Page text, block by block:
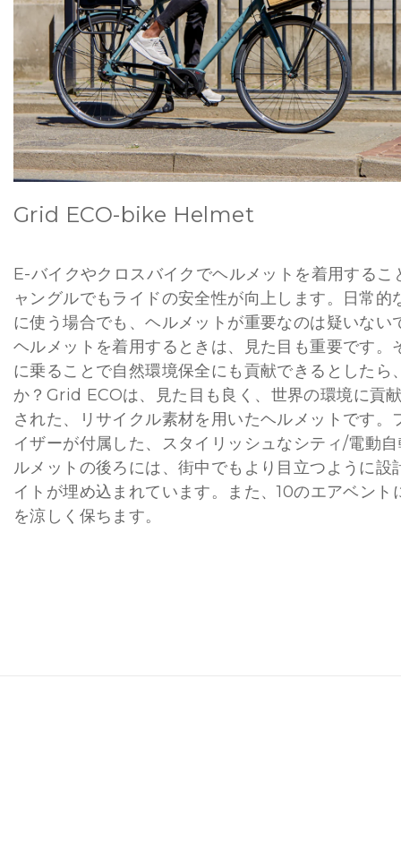
Grid ECO-bike Helmet
E-バイクやクロスバイクでヘルメットを着用するこ
ャングルでもライドの安全性が向上します。日常的
に使う場合でも、ヘルメットが重要なのは疑いない
ヘルメットを着用するときは、見た目も重要です。
に乗ることで自然環境保全にも貢献できるとしたら
か？Grid ECOは、見た目も良く、世界の環境に貢
された、リサイクル素材を用いたヘルメットです。
イザーが付属した、スタイリッシュなシティ/電動
ルメットの後ろには、街中でもより目立つように設
イトが埋め込まれています。また、10のエアベント
を涼しく保ちます。